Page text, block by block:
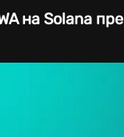
на Solana